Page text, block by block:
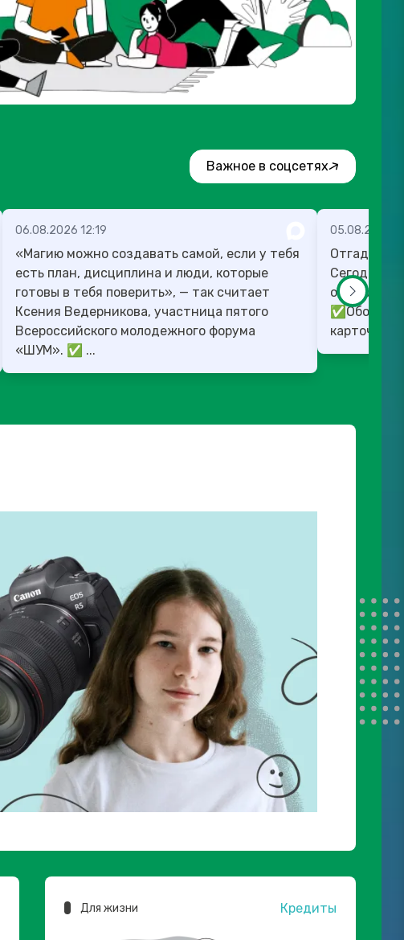
Важное в соцсетях
06.08.2026 12:19
«Магию можно создавать самой, если у тебя
есть план, дисциплина и люди, которые
готовы в тебя поверить», — так считает
Ксения Ведерникова, участница пятого
Всероссийского молодежного форума
«ШУМ». ✅ ...
05.08.2026
Отгадка к
Сегодня
оспорить
✅Обо
карточках.
Для жизни Кредиты